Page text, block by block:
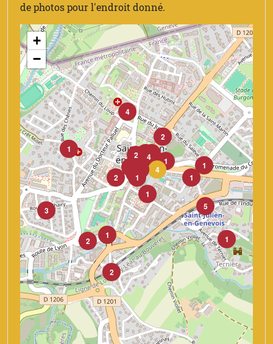
de photos pour l'endroit donné.
4
1
1
41
1
1
4
2
2
1
2
1
4
5
1
2
1
2
1
3
+
−